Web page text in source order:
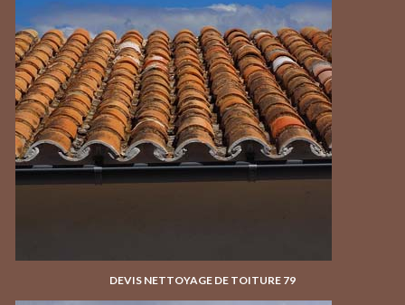
DEVIS NETTOYAGE DE TOITURE 79